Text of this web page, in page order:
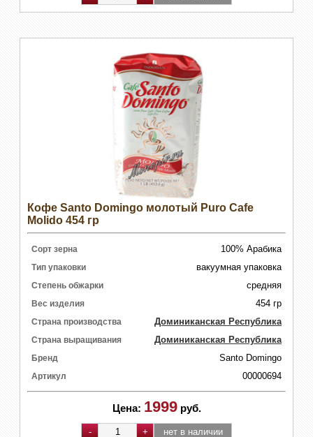
Кофе Santo Domingo молотый Puro Cafe
Molido 454 гр
Сорт зерна 100% Арабика
Тип упаковки вакуумная упаковка
Степень обжарки средняя
Вес изделия 454 гр
Страна производства Доминиканская Республика
Страна выращивания Доминиканская Республика
Бренд Santo Domingo
Артикул 00000694
Цена: 1999 руб.